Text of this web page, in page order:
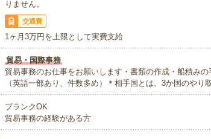
りません。
交通費
1ヶ月3万円を上限として実費支給
貿易・国際事務
貿易事務のお仕事をお願いします・書類の作成・船積み
（英語一部あり、件数多め）＊相手国とは、3か国のやり
ブランクOK
貿易事務の経験がある方